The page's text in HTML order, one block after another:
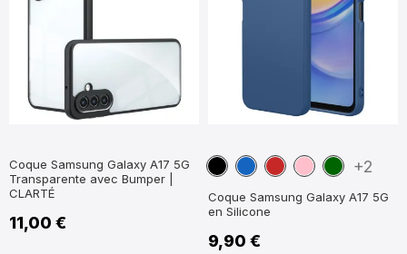
Coque Samsung Galaxy A17 5G
Transparente avec Bumper |
CLARTÉ
11,00 €
NoirBleuRouge
RoseVert +2
Coque Samsung Galaxy A17 5G
en Silicone
9,90 €